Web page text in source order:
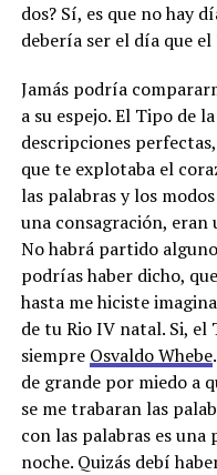
dos? Sí, es que no hay
debería ser el día que
Jamás podría
a su espejo. El Tipo de
descripciones
que te explotaba el
las palabras y los
una consagración, eran
No habrá partido
podrías haber dicho,
hasta me hiciste
de tu Rio IV natal. Si, el
siempre Osvaldo Whebe
de grande por miedo a
se me trabaran las
con las palabras es una
noche. Quizás debí